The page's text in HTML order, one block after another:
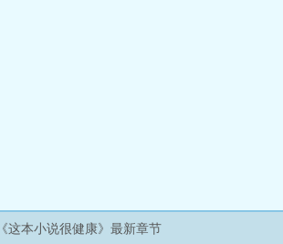
《这本小说很健康》最新章节